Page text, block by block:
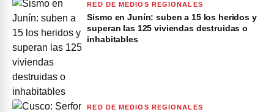
RED DE MEDIOS REGIONALES
Sismo en Junín: suben a 15 los heridos y
superan las 125 viviendas destruidas o
inhabitables
RED DE MEDIOS REGIONALES